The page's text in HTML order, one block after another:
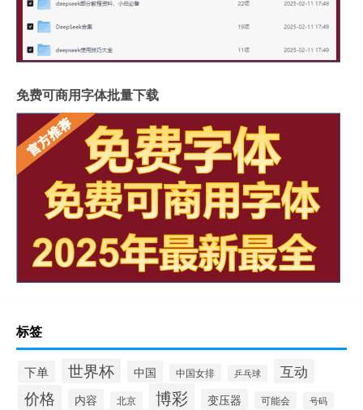
免费可商用字体批量下载
标签
下单 世界杯 中国 中国女排 乒乓球 互动
价格 内容 北京 博彩 变压器 可能会 号码